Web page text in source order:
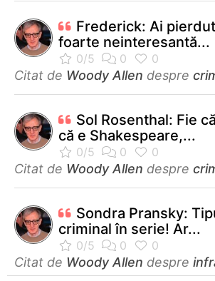
Frederick: Ai
foarte neinteresantă...
Citat de Woody Allen despre
Sol Rosenthal: Fie
că e Shakespeare,...
Citat de Woody Allen despre
Sondra Pransky:
criminal în serie! Ar...
Citat de Woody Allen despre